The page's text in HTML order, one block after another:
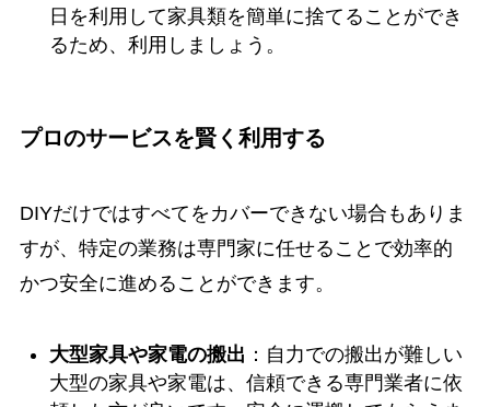
日を利用して家具類を簡単に捨てることができ
るため、利用しましょう。
プロのサービスを賢く利用する
DIYだけではすべてをカバーできない場合もありま
すが、特定の業務は専門家に任せることで効率的
かつ安全に進めることができます。
大型家具や家電の搬出 ：自力での搬出が難しい
大型の家具や家電は、信頼できる専門業者に依